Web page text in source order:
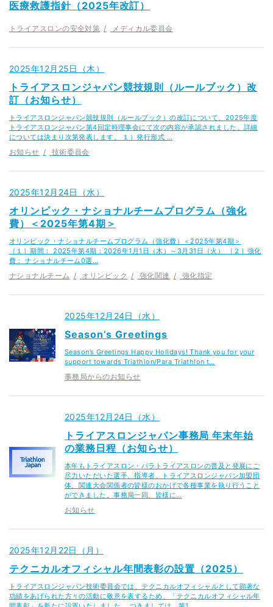
医療救護指針（2025年改訂）
トライアスロンの安全対策 メディカル委員会
2025年12月25日（木）
トライアスロンジャパン競技規則（ルールブック）改
訂（お知らせ）
トライアスロンジャパン競技規則（ルールブック）の改訂について、2025年度
トライアスロンジャパン第4回定時理事会にて次の内容が承認されました。詳細
については決まり次第発表します。 １）発行形式 …
お知らせ 技術委員会
2025年12月24日（水）
オリンピック・ナショナルチームプログラム（強化
費）＜2025年第4期＞
オリンピック・ナショナルチームプログラム（強化費）＜2025年第4期＞
［１］期間： 2025年第4期：2026年1月1日（木）～3月31日（火） ［２］強化
費： ナショナルチーム0選…
ナショナルチーム オリンピック 強化関連 強化指定
2025年12月24日（水）
Season’s Greetings
Season’s Greetings Happy Holidays! Thank you for your
support towards Triathlon/Para Triathlon t…
事務局からのお知らせ
2025年12月24日（水）
トライアスロンジャパン事務局 年末年始
の業務日程（お知らせ）
本年もトライアスロン・パラトライアスロンの普及と発展にご
尽力いただいた選手、指導者、トライアスロンジャパン加盟団
体、関連大会関係者の皆様のおかげで各種事業を執り行うこと
ができました。事務局一同、皆様に…
お知らせ
2025年12月22日（月）
テクニカルオフィシャル年間表彰の設置（2025）
トライアスロンジャパン技術委員会では、テクニカルオフィシャルとして顕著な
功績をあげられた方々の活動に敬意を表するため、「テクニカルオフィシャル年